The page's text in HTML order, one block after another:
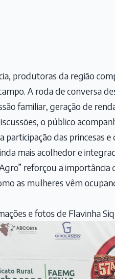
produtoras da região
A roda de conversa
familiar, geração de
o público
participação das princesas
mais acolhedor e
reforçou a
as mulheres vêm
e fotos de Flavinha